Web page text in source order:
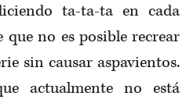
ta-ta-ta en cada
no es posible recrear
sin causar aspavientos.
actualmente no está